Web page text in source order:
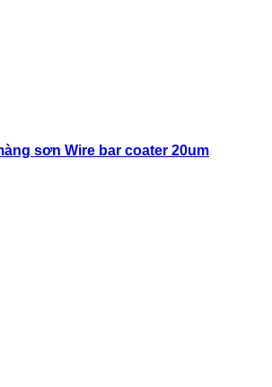
sơn Wire bar coater 20um